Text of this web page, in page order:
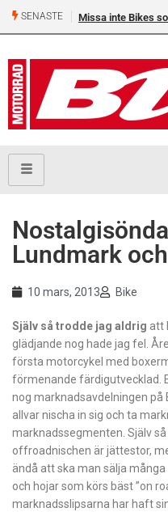
SENASTE
Missa inte Bikes sommarnummer!
Lundmark
10 mars, 2013 Bike
Själv så trodde jag aldrig att
glädjande nog hade jag fel.
första motorcykel med
förmenande färdigutvecklad.
nog marknadsavdelningen på
allvar nischa in sig och ta
marknadssegmenten. Själv
offroadnischen är jättestor,
ändå att ska man sälja
och hojar som körs bäst ”on
marknadsslipsarna har haft